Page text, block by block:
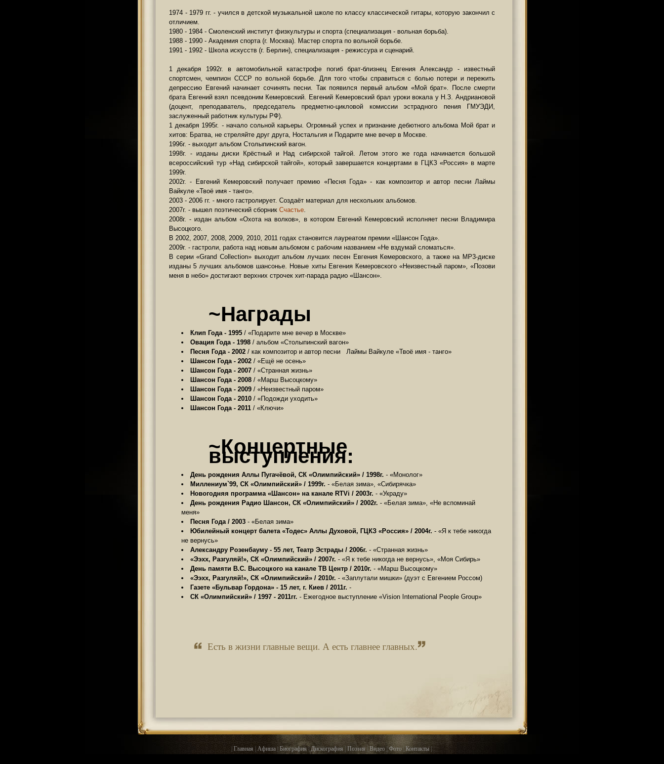
1974 - 1979 гг. - учился в детской музыкальной школе по классу классической гитары, которую закончил с
отличием.
1980 - 1984 - Смоленский институт физкультуры и спорта (специализация - вольная борьба).
1988 - 1990 - Академия спорта (г. Москва). Мастер спорта по вольной борьбе.
1991 - 1992 - Школа искусств (г. Берлин), специализация - режиссура и сценарий.
1 декабря 1992г. в автомобильной катастрофе погиб брат-близнец Евгения Александр - известный
спортсмен, чемпион СССР по вольной борьбе. Для того чтобы справиться с болью потери и пережить
депрессию Евгений начинает сочинять песни. Так появился первый альбом «Мой брат». После смерти
брата Евгений взял псевдоним Кемеровский. Евгений Кемеровский брал уроки вокала у Н.З. Андриановой
(доцент, преподаватель, председатель предметно-цикловой комиссии эстрадного пения ГМУЭДИ,
заслуженный работник культуры РФ).
1 декабря 1995г. - начало сольной карьеры. Огромный успех и признание дебютного альбома Мой брат и
хитов: Братва, не стреляйте друг друга, Ностальгия и Подарите мне вечер в Москве.
1996г. - выходит альбом Столыпинский вагон.
1998г. - изданы диски Крёстный и Над сибирской тайгой. Летом этого же года начинается большой
всероссийский тур «Над сибирской тайгой», который завершается концертами в ГЦКЗ «Россия» в марте
1999г.
2002г. - Евгений Кемеровский получает премию «Песня Года» - как композитор и автор песни Лаймы
Вайкуле «Твоё имя - танго».
2003 - 2006 гг. - много гастролирует. Создаёт материал для нескольких альбомов.
2007г. - вышел поэтический сборник Счастье.
2008г. - издан альбом «Охота на волков», в котором Евгений Кемеровский исполняет песни Владимира
Высоцкого.
В 2002, 2007, 2008, 2009, 2010, 2011 годах становится лауреатом премии «Шансон Года».
2009г. - гастроли, работа над новым альбомом с рабочим названием «Не вздумай сломаться».
В серии «Grand Collection» выходит альбом лучших песен Евгения Кемеровского, а также на МР3-диске
изданы 5 лучших альбомов шансонье. Новые хиты Евгения Кемеровского «Неизвестный паром», «Позови
меня в небо» достигают верхних строчек хит-парада радио «Шансон».
~Награды
Клип Года - 1995/ «Подарите мне вечер в Москве»
Овация Года - 1998/ альбом «Столыпинский вагон»
Песня Года - 2002/ как композитор и автор песни Лаймы Вайкуле «Твоё имя - танго»
Шансон Года - 2002/ «Ещё не осень»
Шансон Года - 2007/ «Странная жизнь»
Шансон Года - 2008/ «Марш Высоцкому»
Шансон Года - 2009/ «Неизвестный паром»
Шансон Года - 2010/ «Подожди уходить»
Шансон Года - 2011/ «Ключи»
~Концертные
выступления:
День рождения Аллы Пугачёвой, СК «Олимпийский» / 1998г. - «Монолог»
Миллениум`99, СК «Олимпийский» / 1999г. - «Белая зима», «Сибирячка»
Новогодняя программа «Шансон» на канале RTVi / 2003г. - «Украду»
День рождения Радио Шансон, СК «Олимпийский» / 2002г. - «Белая зима», «Не вспоминай
меня»
Песня Года / 2003- «Белая зима»
Юбилейный концерт балета «Тодес» Аллы Духовой, ГЦКЗ «Россия» / 2004г. - «Я к тебе никогда
не вернусь»
Александру Розенбауму - 55 лет, Театр Эстрады / 2006г. - «Странная жизнь»
«Ээхх, Разгуляй!», СК «Олимпийский» / 2007г. - «Я к тебе никогда не вернусь», «Моя Сибирь»
День памяти В.С. Высоцкого на канале ТВ Центр / 2010г. - «Марш Высоцкому»
«Ээхх, Разгуляй!», СК «Олимпийский» / 2010г. - «Заплутали мишки» (дуэт с Евгением Россом)
Газете «Бульвар Гордона» - 15 лет, г. Киев / 2011г. -
СК «Олимпийский» / 1997 - 2011гг. - Ежегодное выступление «Vision International People Group»
Есть в жизни главные вещи. А есть главнее главных.
Главная Афиша| Биография|Дискография |Поэзия|Видео|Фото| Контакты|